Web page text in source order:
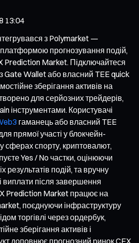
13:04
з Polymarket —
прогнозування подій,
Prediction Market. Підключайтеся
Gate Wallet або власний TEE quick
зберігання активів на
для серйозних трейдерів,
інструментами. Користувачі
гаманець або власний TEE
прямої участі у блокчейн-
сферах спорту, криптовалют,
Yes / No частки, оцінюючи
результатів подій, та вручну
виплати після завершення
Prediction Market працює на
поєднуючи інфраструктуру
торгівлі через ордербук,
зберігання активів і
доповнює прогнозний ринок CEX